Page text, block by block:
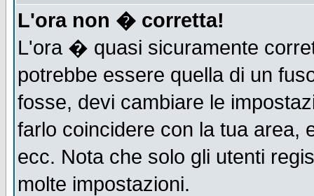
L'ora non � corretta!
L'ora � quasi sicuramente
potrebbe essere quella di un
fosse, devi cambiare le
farlo coincidere con la tua area,
ecc. Nota che solo gli utenti
molte impostazioni.